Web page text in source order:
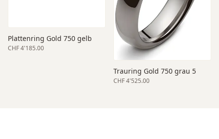
Plattenring Gold 750 gelb
CHF 4'185.00
Trauring Gold 750 grau 5
CHF 4'525.00